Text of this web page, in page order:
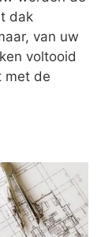
dak
van uw
voltooid
met de